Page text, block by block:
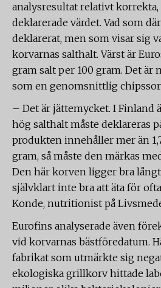
analysresultat relativt
deklarerade värdet. Vad som
deklarerat, men som visar sig
korvarnas salthalt. Värst är
gram salt per 100 gram. Det är
som en genomsnittlig
– Det är jättemycket. I Finland
hög salthalt måste deklareras
produkten innehåller mer än
gram, så måste den märkas
Den här korven ligger bra
självklart inte bra att äta för
Konde, nutritionist på
Eurofins analyserade även
vid korvarnas bästföredatum.
fabrikat som utmärkte sig
ekologiska grillkorv hittade